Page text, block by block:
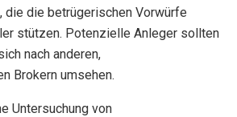
die die betrügerischen Vorwürfe
stützen. Potenzielle Anleger sollten
nach anderen,
Brokern umsehen.
Untersuchung von